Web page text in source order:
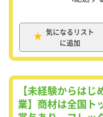
大型建造
濁水等を
現場にお
す。
■職務詳
業務をご
・お客様
引き上げ
気になるリスト
に追加
【未経験からは
業】商材は全国ト